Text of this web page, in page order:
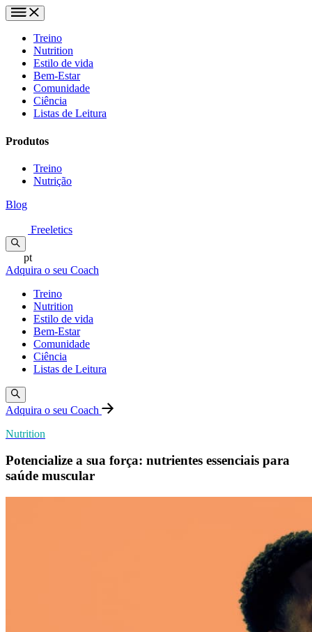
Treino
Nutrition
Estilo de vida
Bem-Estar
Comunidade
Ciência
Listas de Leitura
Produtos
Treino
Nutrição
Blog
Freeletics
pt
Adquira o seu Coach
Treino
Nutrition
Estilo de vida
Bem-Estar
Comunidade
Ciência
Listas de Leitura
Adquira o seu Coach
Nutrition
Potencialize a sua força: nutrientes essenciais para
saúde muscular